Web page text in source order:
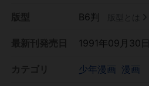
B6判
1991年09月30日
少年漫画 漫画